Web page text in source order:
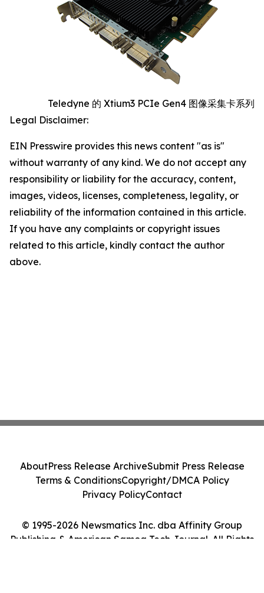
Teledyne 的 Xtium3 PCIe Gen4 图像采集卡系列
Legal Disclaimer:
EIN Presswire provides this news content "as is"
without warranty of any kind. We do not accept any
responsibility or liability for the accuracy, content,
images, videos, licenses, completeness, legality, or
reliability of the information contained in this article.
If you have any complaints or copyright issues
related to this article, kindly contact the author
above.
© 1995-2026 Newsmatics Inc. dba Affinity Group
Publishing & American Samoa Tech Journal. All Rights
AboutPress Release ArchiveSubmit Press Release
Terms & ConditionsCopyright/DMCA Policy
Privacy PolicyContact